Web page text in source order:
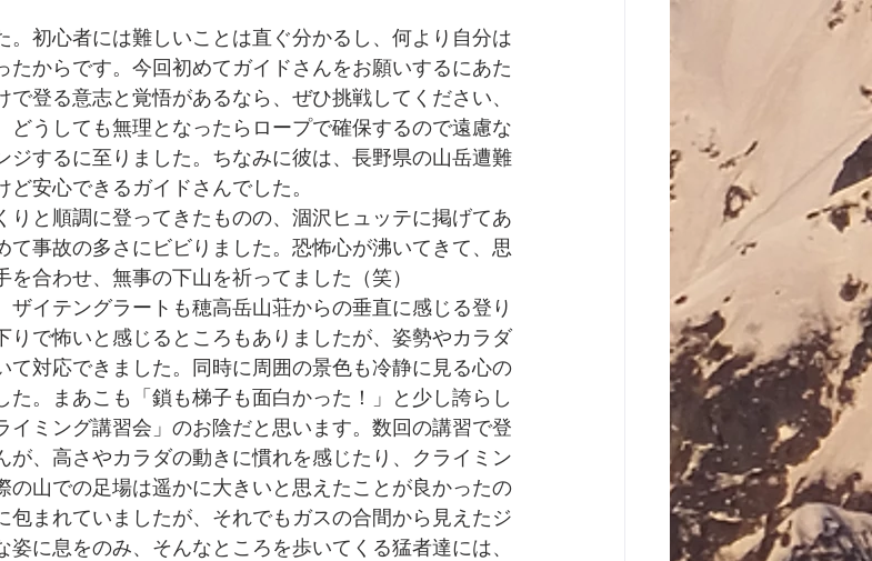
。初心者には難しいことは直ぐ分かるし、何より自分は
たからです。今回初めてガイドさんをお願いするにあた
登る意志と覚悟があるなら、ぜひ挑戦してください、
うしても無理となったらロープで確保するので遠慮な
ジするに至りました。ちなみに彼は、長野県の山岳遭難
安心できるガイドさんでした。
と順調に登ってきたものの、涸沢ヒュッテに掲げてあ
て事故の多さにビビりました。恐怖心が沸いてきて、思
合わせ、無事の下山を祈ってました（笑）
ザイテングラートも穂高岳山荘からの垂直に感じる登り
りで怖いと感じるところもありましたが、姿勢やカラダ
て対応できました。同時に周囲の景色も冷静に見る心の
。まあこも「鎖も梯子も面白かった！」と少し誇らし
イミング講習会」のお陰だと思います。数回の講習で登
、高さやカラダの動きに慣れを感じたり、クライミン
の山での足場は遥かに大きいと思えたことが良かったの
包まれていましたが、それでもガスの合間から見えたジ
に息をのみ、そんなところを歩いてくる猛者達には、